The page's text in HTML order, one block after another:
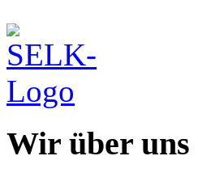
Wir über uns